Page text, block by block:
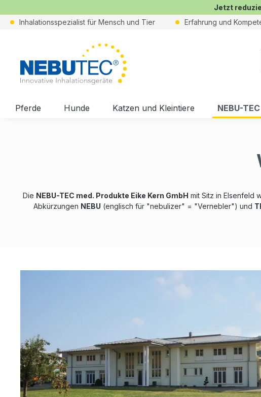
Jetzt
Inhalationsspezialist für Mensch und Tier
Erfahrung und
Pferde Hunde Katzen und Kleintiere NEBU-TEC
Die NEBU-TEC med. Produkte Eike Kern GmbH mit Sitz in Elsenfeld
Abkürzungen NEBU (englisch für "nebulizer" = "Vernebler") und